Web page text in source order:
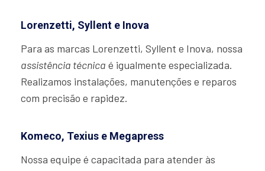
Lorenzetti, Syllent e Inova
Para as marcas Lorenzetti, Syllent e Inova, nossa
assistência técnica é igualmente especializada.
Realizamos instalações, manutenções e reparos
com precisão e rapidez.
Komeco, Texius e Megapress
Nossa equipe é capacitada para atender às